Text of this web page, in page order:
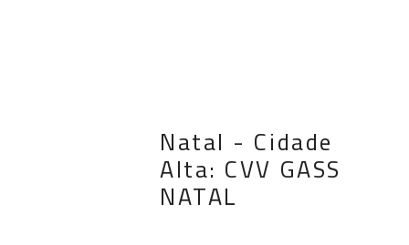
Natal - Cidade
Alta: CVV GASS
NATAL